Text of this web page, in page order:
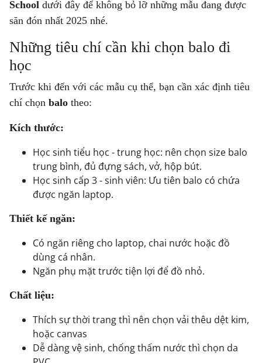
School dưới đây để không bỏ lỡ những mẫu đang được
săn đón nhất 2025 nhé.
Những tiêu chí cần khi chọn balo đi
học
Trước khi đến với các mẫu cụ thể, bạn cần xác định tiêu
chí chọn balo theo:
Kích thước:
Học sinh tiểu học - trung học: nên chọn size balo
trung bình, đủ đựng sách, vở, hộp bút.
Học sinh cấp 3 - sinh viên: Ưu tiên balo có chứa
được ngăn laptop.
Thiết kế ngăn:
Có ngăn riêng cho laptop, chai nước hoặc đồ
dùng cá nhân.
Ngăn phụ mặt trước tiện lợi để đồ nhỏ.
Chất liệu:
Thích sự thời trang thì nên chọn vải thêu dệt kim,
hoặc canvas
Dễ dàng vệ sinh, chống thấm nước thì chọn da